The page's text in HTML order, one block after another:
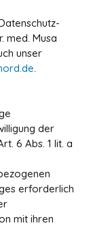
med. Musa
unser
.
der
6 Abs. 1 lit. a
erforderlich
mit ihren